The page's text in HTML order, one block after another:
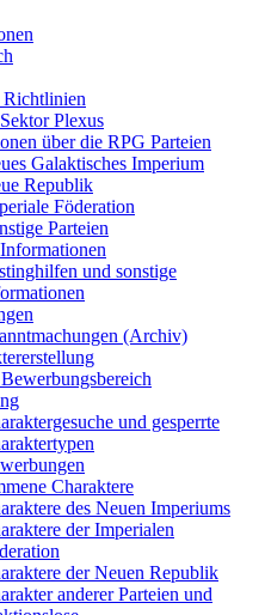
Plexus
über die RPG Parteien
Galaktisches Imperium
Republik
Föderation
Parteien
und sonstige
(Archiv)
und gesperrte
Charaktere
des Neuen Imperiums
der Imperialen
der Neuen Republik
anderer Parteien und